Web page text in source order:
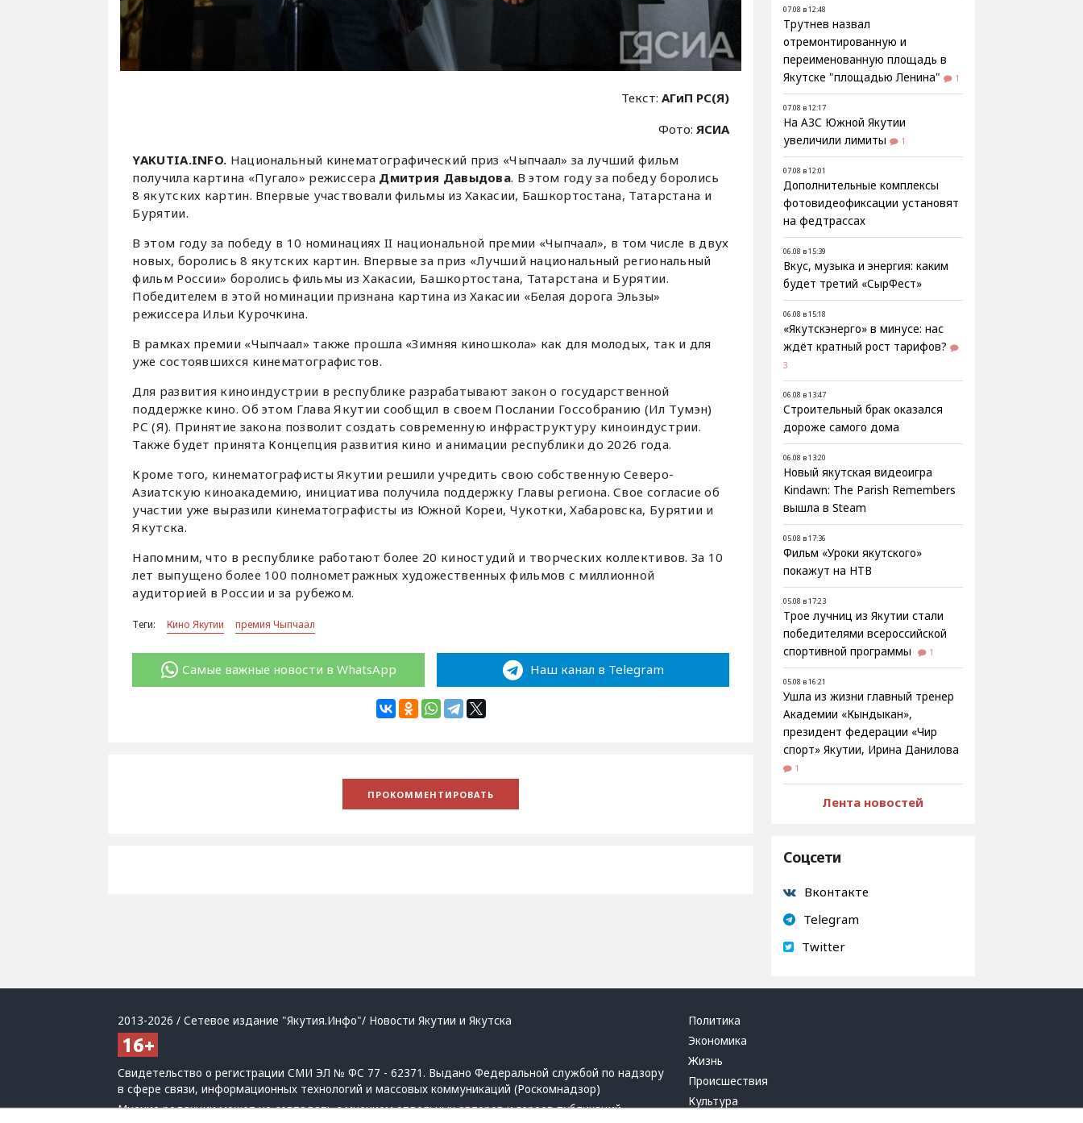
Текст:АГиП РС(Я)
Фото:ЯСИА
YAKUTIA.INFO. Национальный кинематографический приз «Чыпчаал» за лучший фильм
получила картина «Пугало» режиссера Дмитрия Давыдова. В этом году за победу боролись
8 якутских картин. Впервые участвовали фильмы из Хакасии, Башкортостана, Татарстана и
Бурятии.
В этом году за победу в 10 номинациях II национальной премии «Чыпчаал», в том числе в двух
новых, боролись 8 якутских картин. Впервые за приз «Лучший национальный региональный
фильм России» боролись фильмы из Хакасии, Башкортостана, Татарстана и Бурятии.
Победителем в этой номинации признана картина из Хакасии «Белая дорога Эльзы»
режиссера Ильи Курочкина.
В рамках премии «Чыпчаал» также прошла «Зимняя киношкола» как для молодых, так и для
уже состоявшихся кинематографистов.
Для развития киноиндустрии в республике разрабатывают закон о государственной
поддержке кино. Об этом Глава Якутии сообщил в своем Послании Госсобранию (Ил Тумэн)
РС (Я). Принятие закона позволит создать современную инфраструктуру киноиндустрии.
Также будет принята Концепция развития кино и анимации республики до 2026 года.
Кроме того, кинематографисты Якутии решили учредить свою собственную Северо-
Азиатскую киноакадемию, инициатива получила поддержку Главы региона. Свое согласие об
участии уже выразили кинематографисты из Южной Кореи, Чукотки, Хабаровска, Бурятии и
Якутска.
Напомним, что в республике работают более 20 киностудий и творческих коллективов. За 10
лет выпущено более 100 полнометражных художественных фильмов с миллионной
аудиторией в России и за рубежом.
Теги: Кино Якутии премия Чыпчаал
Самые важные новости в WhatsApp Наш канал в Telegram
07.08 в 12:48
Трутнев назвал
отремонтированную и
переименованную площадь в
Якутске "площадью Ленина"
1
07.08 в 12:17
На АЗС Южной Якутии
увеличили лимиты
1
07.08 в 12:01
Дополнительные комплексы
фотовидеофиксации установят
на федтрассах
06.08 в 15:39
Вкус, музыка и энергия: каким
будет третий «СырФест»
06.08 в 15:18
«Якутскэнерго» в минусе: нас
ждёт кратный рост тарифов?
3
06.08 в 13:47
Строительный брак оказался
дороже самого дома
06.08 в 13:20
Новый якутская видеоигра
Kindawn: The Parish Remembers
вышла в Steam
05.08 в 17:36
Фильм «Уроки якутского»
покажут на НТВ
05.08 в 17:23
Трое лучниц из Якутии стали
победителями всероссийской
спортивной программы
1
05.08 в 16:21
Ушла из жизни главный тренер
Академии «Кындыкан»,
президент федерации «Чир
спорт» Якутии, Ирина Данилова
1
Лента новостей
Соцсети
Вконтакте
Telegram
Twitter
2013-2026 / Сетевое издание "Якутия.Инфо"/ Новости Якутии и Якутска
Свидетельство о регистрации СМИ ЭЛ № ФС 77 - 62371. Выдано Федеральной службой по надзору
в сфере связи, информационных технологий и массовых коммуникаций (Роскомнадзор)
Мнение редакции может не совпадать с мнением отдельных авторов и героев публикаций.
Политика
Экономика
Жизнь
Происшествия
Культура